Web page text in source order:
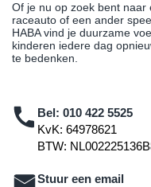
Of je nu op zoek bent naar
raceauto of een ander
HABA vind je duurzame
kinderen iedere dag
te bedenken.
Bel: 010 422 5525
KvK: 64978621
BTW:
Stuur een email